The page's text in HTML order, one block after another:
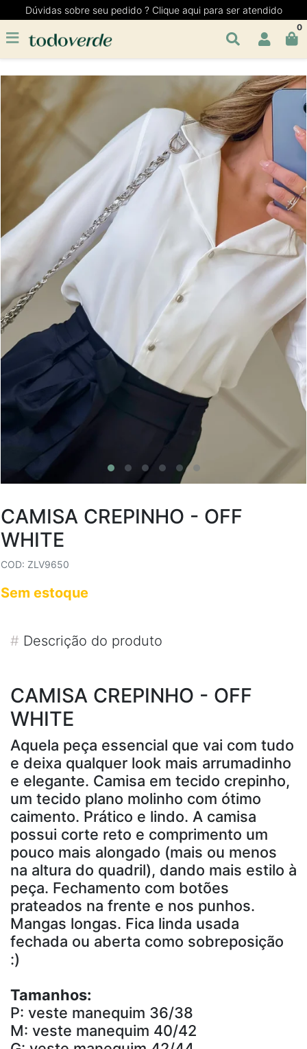
Dúvidas sobre seu pedido ? Clique aqui para ser atendido
0
CAMISA CREPINHO - OFF
WHITE
COD: ZLV9650
Sem estoque
# Descrição do produto
CAMISA CREPINHO - OFF
WHITE
Aquela peça essencial que vai com tudo
e deixa qualquer look mais arrumadinho
e elegante. Camisa em tecido crepinho,
um tecido plano molinho com ótimo
caimento. Prático e lindo. A camisa
possui corte reto e comprimento um
pouco mais alongado (mais ou menos
na altura do quadril), dando mais estilo à
peça. Fechamento com botões
prateados na frente e nos punhos.
Mangas longas. Fica linda usada
fechada ou aberta como sobreposição
:)
Tamanhos:
P: veste manequim 36/38
M: veste manequim 40/42